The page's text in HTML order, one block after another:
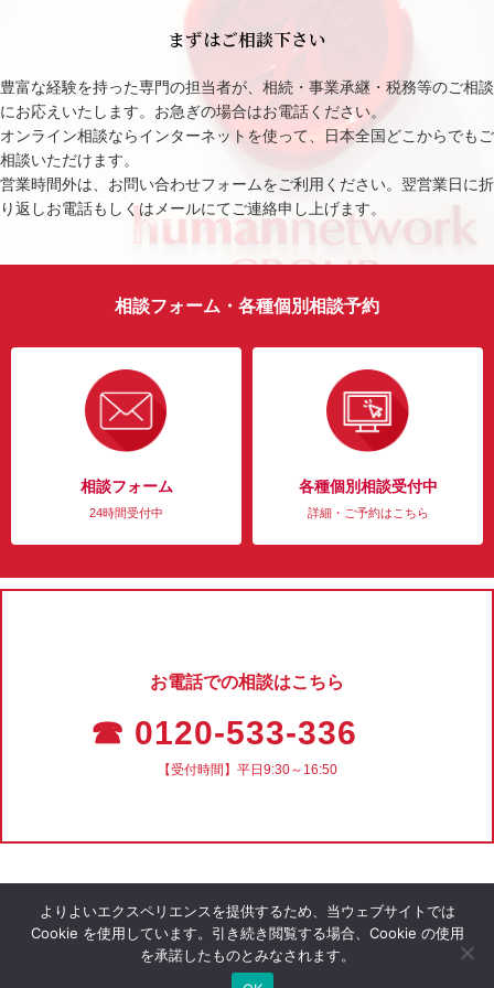
まずはご相談下さい
豊富な経験を持った専門の担当者が、相続・事業承継・税務等のご相談
にお応えいたします。お急ぎの場合はお電話ください。
オンライン相談ならインターネットを使って、日本全国どこからでもご
相談いただけます。
営業時間外は、お問い合わせフォームをご利用ください。翌営業日に折
り返しお電話もしくはメールにてご連絡申し上げます。
相談フォーム・各種個別相談予約
相談フォーム
24時間受付中
各種個別相談受付中
詳細・ご予約はこちら
お電話での相談はこちら
☎ 0120-533-336
【受付時間】平日9:30～16:50
よりよいエクスペリエンスを提供するため、当ウェブサイトでは
Cookie を使用しています。引き続き閲覧する場合、Cookie の使用
を承諾したものとみなされます。